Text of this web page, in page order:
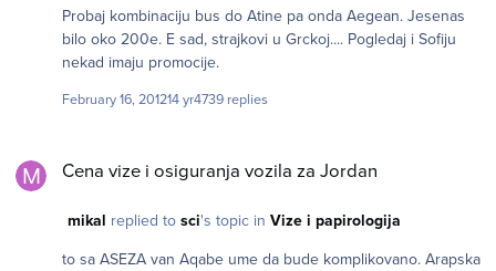
Probaj kombinaciju bus do Atine pa onda Aegean. Jesenas
bilo oko 200e. E sad, strajkovi u Grckoj.... Pogledaj i Sofiju
nekad imaju promocije.
February 16, 201214 yr4739 replies
Cena vize i osiguranja vozila za Jordan
mikal replied to sci's topic in Vize i papirologija
to sa ASEZA van Aqabe ume da bude komplikovano. Arapska